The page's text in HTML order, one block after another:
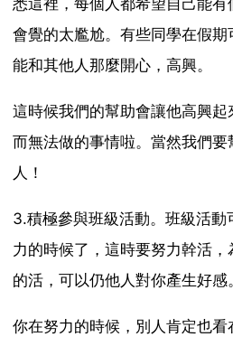
悉這裡，每個人都希望自己能
會覺的太尷尬。有些同學在假
能和其他人那麼開心，高興。
這時候我們的幫助會讓他高興
而無法做的事情啦。當然我們
人！
3.積極參與班級活動。班級活動
力的時候了，這時要努力幹活
的活，可以仍他人對你產生好感。
你在努力的時候，別人肯定也